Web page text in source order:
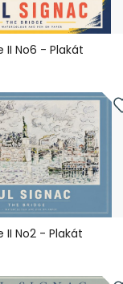
II No6 - Plakát
II No2 - Plakát